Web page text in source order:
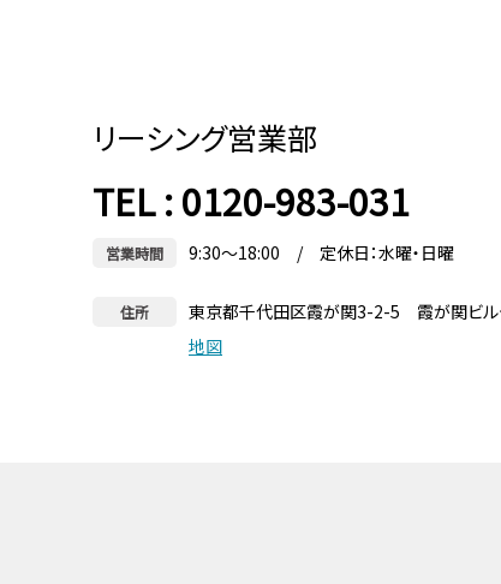
リーシング営業部
TEL : 0120-983-031
営業時間 9:30～18:00 / 定休日：水曜・日曜
住所
東京都千代田区霞が関3-2-5 霞が関ビル
地図